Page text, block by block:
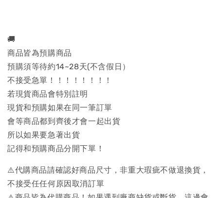
🚚
商品皆為預購商品
預購須等待約14~28天(不含假日）
不接受急單！！！！！！！！
若現貨商品會特別註明
現貨和預購如果在同一筆訂單
會等商品都到齊後才會一起出貨
所以如果要急著出貨
記得和預購商品分開下單！
⚠️代購商品請確認好商品尺寸，非重大瑕疵不做退換貨，
不接受任任何原因取消訂單